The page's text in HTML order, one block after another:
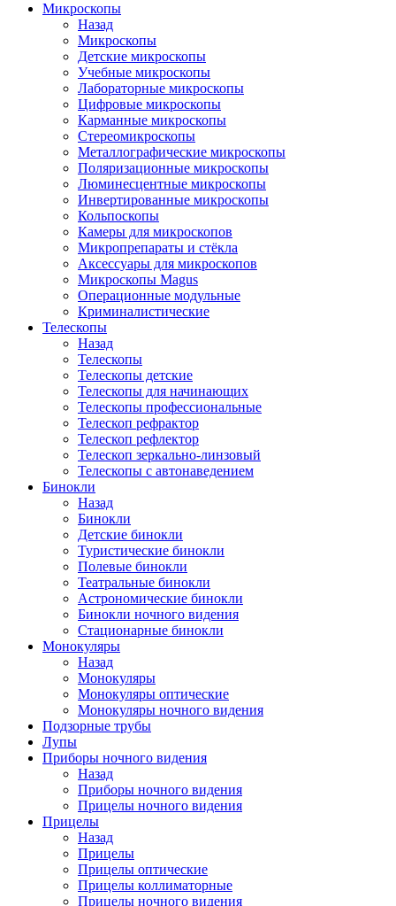
Микроскопы
Назад
Микроскопы
Детские микроскопы
Учебные микроскопы
Лабораторные микроскопы
Цифровые микроскопы
Карманные микроскопы
Стереомикроскопы
Металлографические микроскопы
Поляризационные микроскопы
Люминесцентные микроскопы
Инвертированные микроскопы
Кольпоскопы
Камеры для микроскопов
Микропрепараты и стёкла
Аксессуары для микроскопов
Микроскопы Magus
Операционные модульные
Криминалистические
Телескопы
Назад
Телескопы
Телескопы детские
Телескопы для начинающих
Телескопы профессиональные
Телескоп рефрактор
Телескоп рефлектор
Телескоп зеркально-линзовый
Телескопы с автонаведением
Бинокли
Назад
Бинокли
Детские бинокли
Туристические бинокли
Полевые бинокли
Театральные бинокли
Астрономические бинокли
Бинокли ночного видения
Стационарные бинокли
Монокуляры
Назад
Монокуляры
Монокуляры оптические
Монокуляры ночного видения
Подзорные трубы
Лупы
Приборы ночного видения
Назад
Приборы ночного видения
Прицелы ночного видения
Прицелы
Назад
Прицелы
Прицелы оптические
Прицелы коллиматорные
Прицелы ночного видения